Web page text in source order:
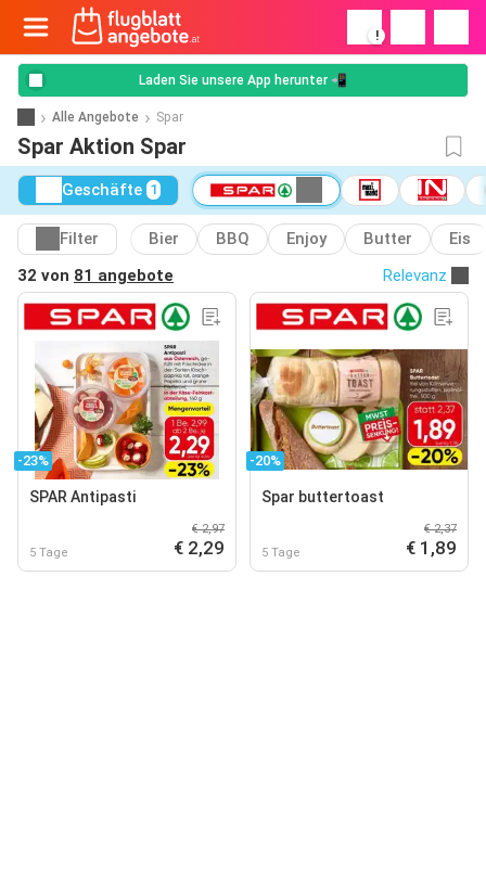
!
Laden Sie unsere App herunter 📲
Alle Angebote Spar
Spar Aktion Spar
Geschäfte 1
Filter Bier BBQ Enjoy Butter
Eis
32 von 81 angebote Relevanz
-23%
SPAR Antipasti
5 Tage
€ 2,97
€ 2,29
-20%
Spar buttertoast
5 Tage
€ 2,37
€ 1,89